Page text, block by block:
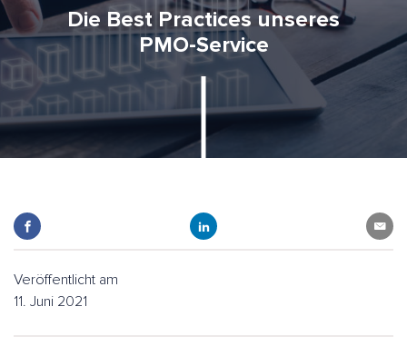
Die Best Practices unseres
PMO-Service
Veröffentlicht am
11. Juni 2021